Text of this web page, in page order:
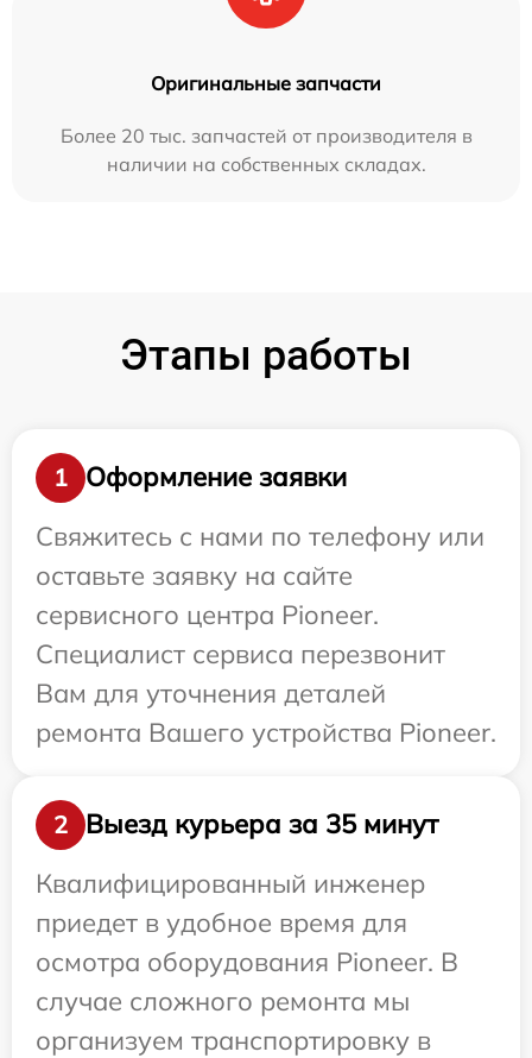
Оригинальные запчасти
Более 20 тыс. запчастей от производителя в
наличии на собственных складах.
Этапы работы
1
Оформление заявки
Свяжитесь с нами по телефону или
оставьте заявку на сайте
сервисного центра Pioneer.
Специалист сервиса перезвонит
Вам для уточнения деталей
ремонта Вашего устройства Pioneer.
2
Выезд курьера за 35 минут
Квалифицированный инженер
приедет в удобное время для
осмотра оборудования Pioneer. В
случае сложного ремонта мы
организуем транспортировку в